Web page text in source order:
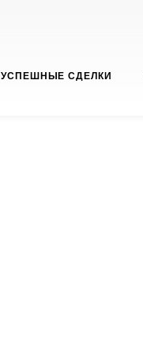
УСПЕШНЫЕ СДЕЛКИ